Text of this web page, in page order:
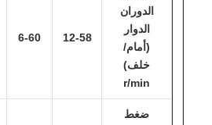
الدوران
الدوار
(أمام/
خلف)
r/min
12-58
6-60
ضغط